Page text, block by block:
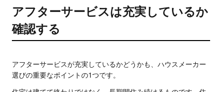
アフターサービスは充実しているか
確認する
アフターサービスが充実しているかどうかも、ハウスメーカー
選びの重要なポイントの1つです。